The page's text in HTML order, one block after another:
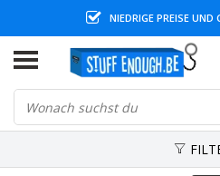
NIEDRIGE PREISE UND